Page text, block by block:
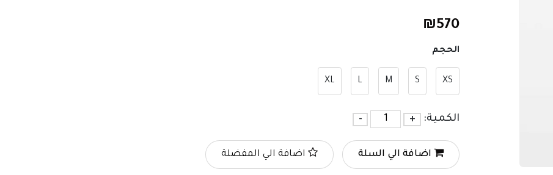
₪570
الحجم
XS
S
M
L
XL
الكمية: +
-
اضافة الي السلة اضافة الي المفضلة